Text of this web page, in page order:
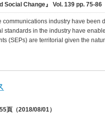
Social Change』 Vol. 139 pp. 75-86
industry have been
standards in the industry have
(SEPs) are territorial given the
頁（2018/08/01）